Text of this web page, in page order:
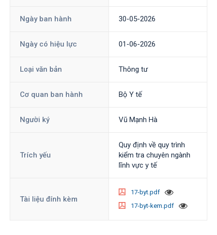
Ngày ban hành 30-05-2026
Ngày có hiệu lực 01-06-2026
Loại văn bản Thông tư
Cơ quan ban hành Bộ Y tế
Người ký Vũ Mạnh Hà
Trích yếu
Quy định về quy trình
kiểm tra chuyên ngành
lĩnh vực y tế
Tài liệu đính kèm
17-byt.pdf
17-byt-kem.pdf